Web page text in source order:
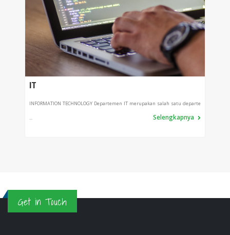
IT
INFORMATION TECHNOLOGY Departemen IT merupakan salah satu departe
... Selengkapnya
Get in Touch